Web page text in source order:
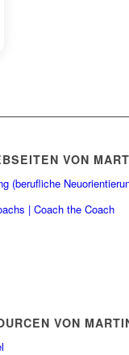
VON
(berufliche
| Coach the Coach
VON